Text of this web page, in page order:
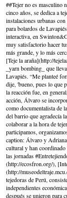
##Tejer no es masculino
cinco años, se dedica a
instalaciones urbanas
para bolardos de
interactiva, en
muy satisfactorio hacer
más grande, y lo más
[Teje la araña](http://
_yarn bombing_ que
Lavapiés. “Me planteé
dije, 'bueno, pues lo que
la reacción fue, en
acción, Álvaro se
como documentalista de
del barrio que agradecía
colaborar a la hora de
participamos,
caption: Álvaro y
cultural y han coordinado
las jornadas
(http://ecosfron.org/),
(http://
tejedoras de Perú,
independientes
después se unieron para